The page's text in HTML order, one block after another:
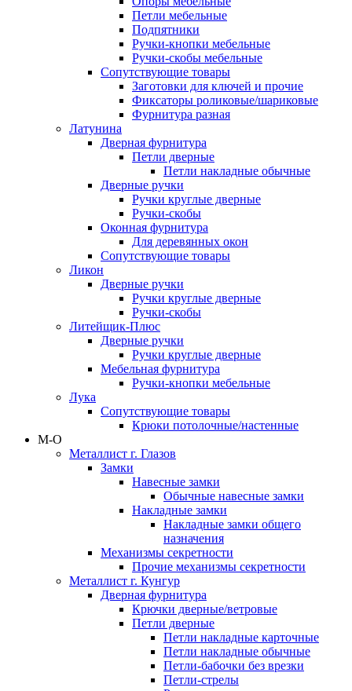
Петли мебельные
Подпятники
Ручки-кнопки мебельные
Ручки-скобы мебельные
Сопутствующие товары
Заготовки для ключей и прочие
Фиксаторы роликовые/шариковые
Фурнитура разная
Латунина
Дверная фурнитура
Петли дверные
Петли накладные обычные
Дверные ручки
Ручки круглые дверные
Ручки-скобы
Оконная фурнитура
Для деревянных окон
Сопутствующие товары
Ликон
Дверные ручки
Ручки круглые дверные
Ручки-скобы
Литейщик-Плюс
Дверные ручки
Ручки круглые дверные
Мебельная фурнитура
Ручки-кнопки мебельные
Лука
Сопутствующие товары
Крюки потолочные/настенные
М-О
Металлист г. Глазов
Замки
Навесные замки
Обычные навесные замки
Накладные замки
Накладные замки общего
назначения
Механизмы секретности
Прочие механизмы секретности
Металлист г. Кунгур
Дверная фурнитура
Крючки дверные/ветровые
Петли дверные
Петли накладные карточные
Петли накладные обычные
Петли-бабочки без врезки
Петли-стрелы